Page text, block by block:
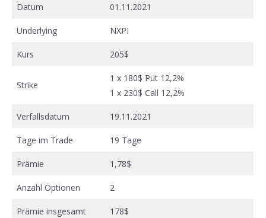
Datum 01.11.2021
Underlying NXPI
Kurs 205$
Strike
1 x 180$ Put 12,2%
1 x 230$ Call 12,2%
Verfallsdatum 19.11.2021
Tage im Trade 19 Tage
Prämie 1,78$
Anzahl Optionen 2
Prämie insgesamt 178$